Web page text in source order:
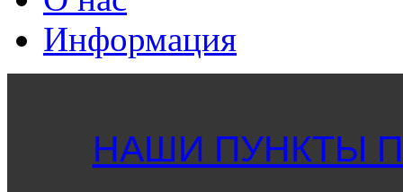
Информация
НАШИ ПУНКТЫ